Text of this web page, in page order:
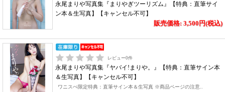
永尾まりや写真集『まりやぎツーリズム』【特典：直筆サイ
ン本＆生写真】【キャンセル不可】
販売価格: 3,500円(税込)
レビュー0件
永尾まりや写真集『ヤバイ!まりや。』【特典：直筆サイン本
＆生写真】【キャンセル不可】
ワニスぺ限定特典：直筆サイン本＆生写真 ※商品ページの注意..